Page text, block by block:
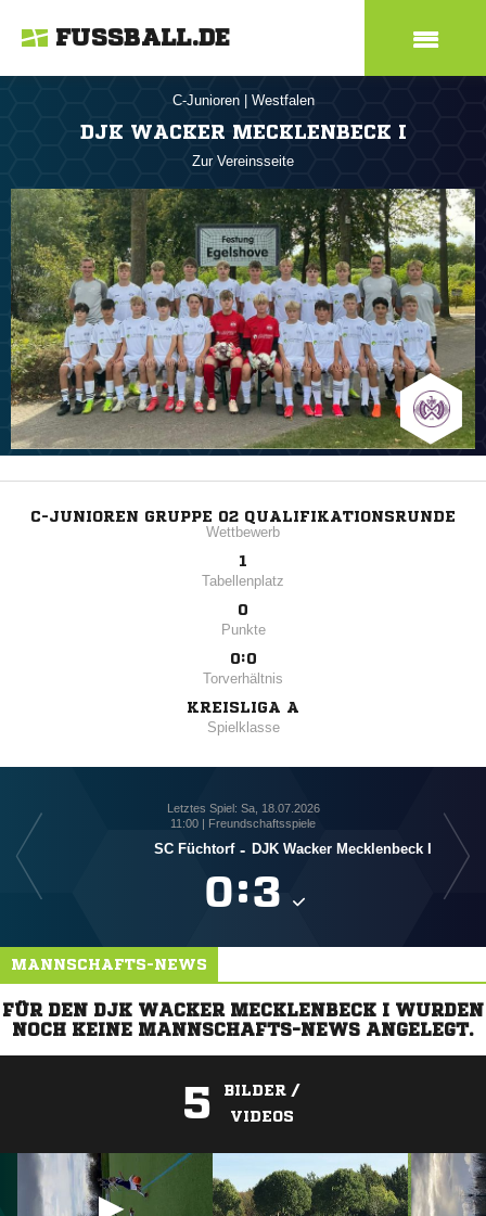
FUSSBALL.DE
C-Junioren Westfalen
DJK WACKER MECKLENBECK I
Zur Vereinsseite
C-JUNIOREN GRUPPE 02 QUALIFIKATIONSRUNDE
Wettbewerb
1
Tabellenplatz
0
Punkte
0:0
Torverhältnis
KREISLIGA A
Spielklasse
Letztes Spiel: Sa, 18.07.2026
11:00 | Freundschaftsspiele
SC Füchtorf - DJK Wacker Mecklenbeck I
:
MANNSCHAFTS-NEWS
FÜR DEN DJK WACKER MECKLENBECK I WURDEN
NOCH KEINE MANNSCHAFTS-NEWS ANGELEGT.
5
BILDER /
VIDEOS